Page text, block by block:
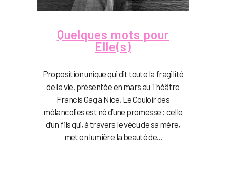
Quelques mots pour
Elle(s)
Proposition unique qui dit toute la fragilité
de la vie, présentée en mars au Théâtre
Francis Gag à Nice, Le Couloir des
mélancolies est né d’une promesse : celle
d’un fils qui, à travers le vécu de sa mère,
met en lumière la beauté de...